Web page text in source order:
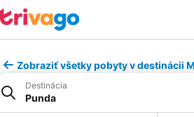
Zobraziť všetky pobyty v destinácii
Destinácia
Punda